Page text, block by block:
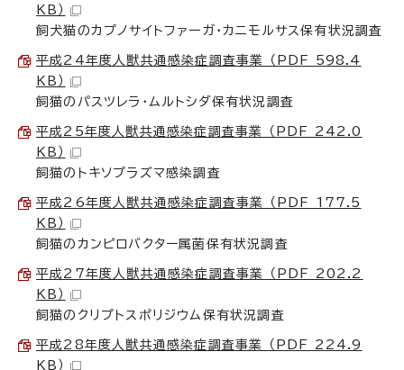
KB）
飼犬猫のカプノサイトファーガ・カニモルサス保有状況調査
平成24年度人獣共通感染症調査事業 （PDF 598.4
KB）
飼猫のパスツレラ・ムルトシダ保有状況調査
平成25年度人獣共通感染症調査事業 （PDF 242.0
KB）
飼猫のトキソプラズマ感染調査
平成26年度人獣共通感染症調査事業 （PDF 177.5
KB）
飼猫のカンピロバクター属菌保有状況調査
平成27年度人獣共通感染症調査事業 （PDF 202.2
KB）
飼猫のクリプトスポリジウム保有状況調査
平成28年度人獣共通感染症調査事業 （PDF 224.9
KB）